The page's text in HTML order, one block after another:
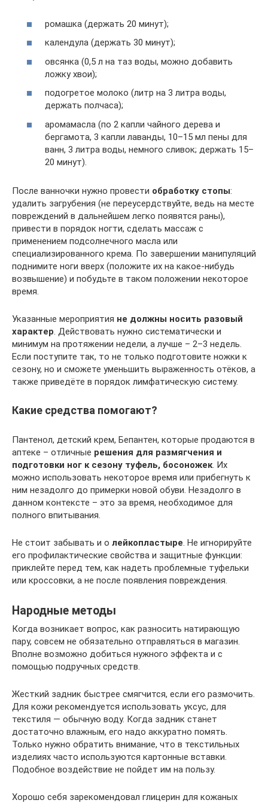
ромашка (держать 20 минут);
календула (держать 30 минут);
овсянка (0,5 л на таз воды, можно добавить
ложку хвои);
подогретое молоко (литр на 3 литра воды,
держать полчаса);
аромамасла (по 2 капли чайного дерева и
бергамота, 3 капли лаванды, 10–15 мл пены для
ванн, 3 литра воды, немного сливок; держать 15–
20 минут).
После ванночки нужно провести обработку стопы:
удалить загрубения (не переусердствуйте, ведь на месте
повреждений в дальнейшем легко появятся раны),
привести в порядок ногти, сделать массаж с
применением подсолнечного масла или
специализированного крема. По завершении манипуляций
поднимите ноги вверх (положите их на какое-нибудь
возвышение) и побудьте в таком положении некоторое
время.
Указанные мероприятия не должны носить разовый
характер . Действовать нужно систематически и
минимум на протяжении недели, а лучше – 2–3 недель.
Если поступите так, то не только подготовите ножки к
сезону, но и сможете уменьшить выраженность отёков, а
также приведёте в порядок лимфатическую систему.
Какие средства помогают?
Пантенол, детский крем, Бепантен, которые продаются в
аптеке – отличные решения для размягчения и
подготовки ног к сезону туфель, босоножек . Их
можно использовать некоторое время или прибегнуть к
ним незадолго до примерки новой обуви. Незадолго в
данном контексте – это за время, необходимое для
полного впитывания.
Не стоит забывать и о лейкопластыре . Не игнорируйте
его профилактические свойства и защитные функции:
приклейте перед тем, как надеть проблемные туфельки
или кроссовки, а не после появления повреждения.
Народные методы
Когда возникает вопрос, как разносить натирающую
пару, совсем не обязательно отправляться в магазин.
Вполне возможно добиться нужного эффекта и с
помощью подручных средств.
Жесткий задник быстрее смягчится, если его размочить.
Для кожи рекомендуется использовать уксус, для
текстиля — обычную воду. Когда задник станет
достаточно влажным, его надо аккуратно помять.
Только нужно обратить внимание, что в текстильных
изделиях часто используются картонные вставки.
Подобное воздействие не пойдет им на пользу.
Хорошо себя зарекомендовал глицерин для кожаных